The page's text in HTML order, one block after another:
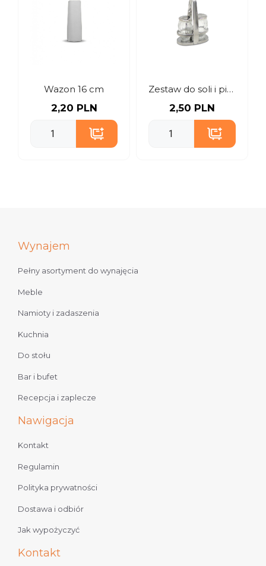
Wazon 16 cm
2,20 PLN
Zestaw do soli i pieprzu
2,50 PLN
Wynajem
Pełny asortyment do wynajęcia
Meble
Namioty i zadaszenia
Kuchnia
Do stołu
Bar i bufet
Recepcja i zaplecze
Nawigacja
Kontakt
Regulamin
Polityka prywatności
Dostawa i odbiór
Jak wypożyczyć
Kontakt